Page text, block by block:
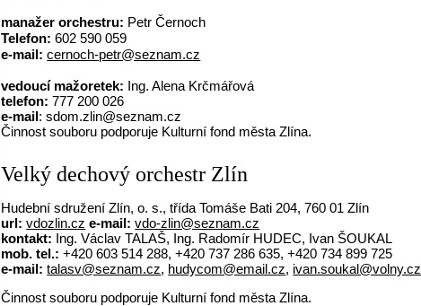
manažer orchestru: Petr Černoch
Telefon: 602 590 059
e-mail:cernoch-petr@seznam.cz
vedoucí mažoretek: Ing. Alena Krčmářová
telefon: 777 200 026
e-mail: sdom.zlin@seznam.cz
Činnost souboru podporuje Kulturní fond města Zlína.
Velký dechový orchestr Zlín
Hudební sdružení Zlín, o. s., třída Tomáše Bati 204, 760 01 Zlín
url:vdozlin.cz e-mail:vdo-zlin@seznam.cz
kontakt: Ing. Václav TALAŠ, Ing. Radomír HUDEC, Ivan ŠOUKAL
mob. tel.: +420 603 514 288, +420 737 286 635, +420 734 899 725
e-mail: talasv@seznam.cz, hudycom@email.cz, ivan.soukal@volny.cz
Činnost souboru podporuje Kulturní fond města Zlína.